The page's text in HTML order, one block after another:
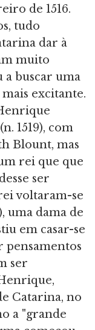
de 1516.
tudo
dar à
muito
a buscar uma
mais excitante.
1519), com
Blount, mas
rei que que
ser
voltaram-se
uma dama de
em casar-se
pensamentos
ser
Catarina, no
a "grande